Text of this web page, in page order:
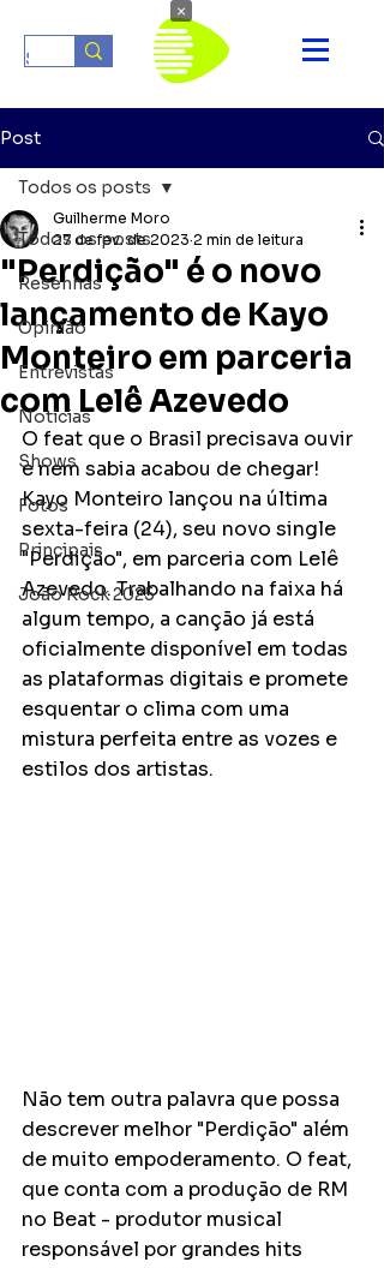
Post
Todos os posts
Resenhas
Opinião
Entrevistas
Notícias
Shows
Fotos
Principais
João Rock 2025
Todos os posts
"Perdição" é o novo
lançamento de Kayo
Monteiro em parceria
com Lelê Azevedo
Guilherme Moro
27 de fev. de 2023 2 min de leitura
O feat que o Brasil precisava ouvir
e nem sabia acabou de chegar!
Kayo Monteiro lançou na última
sexta-feira (24), seu novo single
"Perdição", em parceria com Lelê
Azevedo. Trabalhando na faixa há
algum tempo, a canção já está
oficialmente disponível em todas
as plataformas digitais e promete
esquentar o clima com uma
mistura perfeita entre as vozes e
estilos dos artistas.
Não tem outra palavra que possa
descrever melhor "Perdição" além
de muito empoderamento. O feat,
que conta com a produção de RM
no Beat - produtor musical
responsável por grandes hits
×